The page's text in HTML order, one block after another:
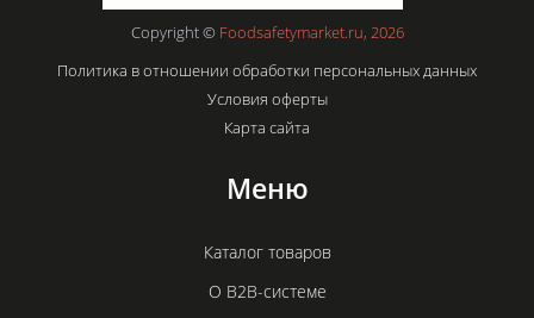
Copyright © Foodsafetymarket.ru, 2026
Политика в отношении обработки персональных данных
Условия оферты
Карта сайта
Меню
Каталог товаров
О B2B-системе